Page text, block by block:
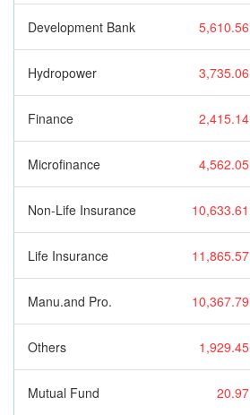
Development Bank 5,610.56
Hydropower 3,735.06
Finance 2,415.14
Microfinance 4,562.05
Non-Life Insurance 10,633.61
Life Insurance 11,865.57
Manu.and Pro. 10,367.79
Others 1,929.45
Mutual Fund 20.97